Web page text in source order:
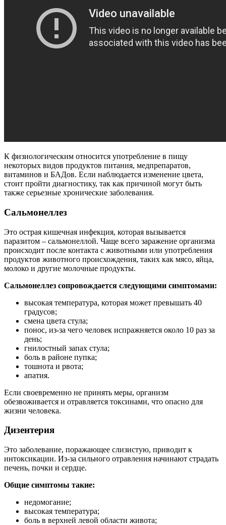
К физиологическим относится употребление в пищу
некоторых видов продуктов питания, медпрепаратов,
витаминов и БАДов. Если наблюдается изменение цвета,
стоит пройти диагностику, так как причиной могут быть
также серьезные хронические заболевания.
Сальмонеллез
Это острая кишечная инфекция, которая вызывается
паразитом – сальмонеллой. Чаще всего заражение организма
происходит после контакта с животными или употребления
продуктов животного происхождения, таких как мясо, яйца,
молоко и другие молочные продукты.
Сальмонеллез сопровождается следующими симптомами:
высокая температура, которая может превышать 40
градусов;
смена цвета стула;
понос, из-за чего человек испражняется около 10 раз за
день;
гнилостный запах стула;
боль в районе пупка;
тошнота и рвота;
апатия.
Если своевременно не принять меры, организм
обезвоживается и отравляется токсинами, что опасно для
жизни человека.
Дизентерия
Это заболевание, поражающее слизистую, приводит к
интоксикации. Из-за сильного отравления начинают страдать
печень, почки и сердце.
Общие симптомы такие:
недомогание;
высокая температура;
боль в верхней левой области живота;